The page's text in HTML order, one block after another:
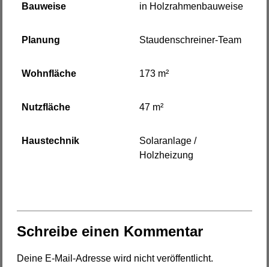
Bauweise in Holzrahmenbauweise
Planung Staudenschreiner-Team
Wohnfläche 173 m²
Nutzfläche 47 m²
Haustechnik
Solaranlage /
Holzheizung
Schreibe einen Kommentar
Deine E-Mail-Adresse wird nicht veröffentlicht.